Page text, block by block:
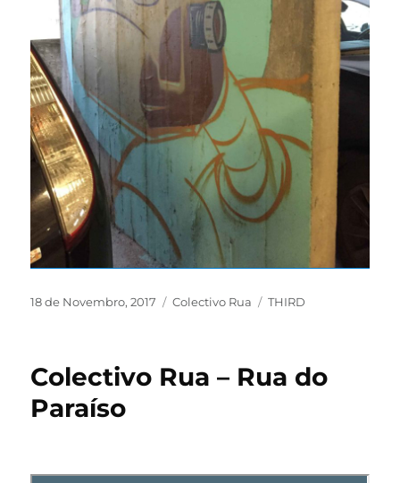
18 de Novembro, 2017 Colectivo Rua THIRD
Colectivo Rua – Rua do
Paraíso